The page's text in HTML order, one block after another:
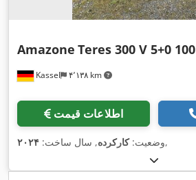
Kassel ۴٬۱۳۸ km
Amazone Teres 300 V 5+0 100
اطلاعات قیمت
وضعیت:کارکرده, سال ساخت: ۲۰۲۴ ,